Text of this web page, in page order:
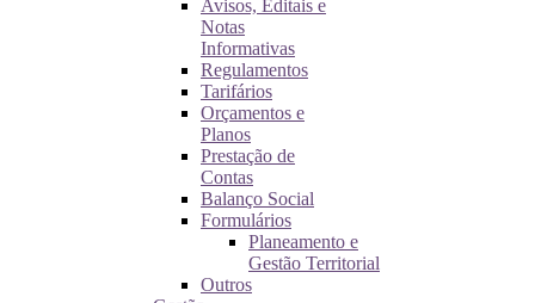
Avisos, Editais e
Notas
Informativas
Regulamentos
Tarifários
Orçamentos e
Planos
Prestação de
Contas
Balanço Social
Formulários
Planeamento e
Gestão Territorial
Outros